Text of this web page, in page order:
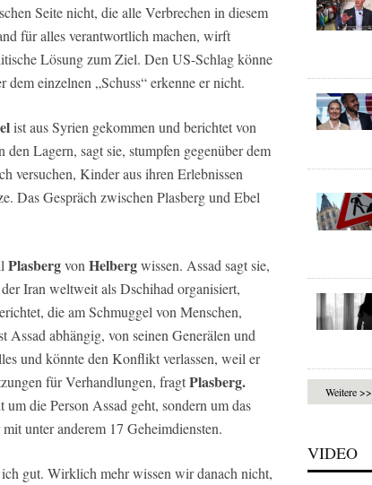
Seite nicht, die alle Verbrechen in diesem
für alles verantwortlich machen, wirft
Lösung zum Ziel. Den US-Schlag könne
dem einzelnen „Schuss“ erkenne er nicht.
ist aus Syrien gekommen und berichtet von
Lagern, sagt sie, stumpfen gegenüber dem
versuchen, Kinder aus ihren Erlebnissen
Das Gespräch zwischen Plasberg und Ebel
Plasbergvon Helbergwissen. Assad sagt sie,
Iran weltweit als Dschihad organisiert,
die am Schmuggel von Menschen,
abhängig, von seinen Generälen und
und könnte den Konflikt verlassen, weil er
für Verhandlungen, fragtPlasberg.
um die Person Assad geht, sondern um das
unter anderem 17 Geheimdiensten.
ich gut. Wirklich mehr wissen wir danach nicht,
Weitere >>
VIDEO